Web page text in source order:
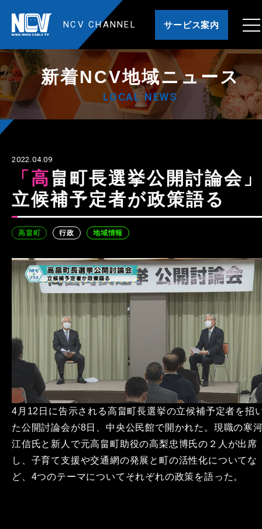
NCV CHANNEL サービス案内
新着NCV地域ニュース
LOCAL NEWS
2022.04.09
「高畠町長選挙公開討論会」
立候補予定者が政策語る
高畠町 行政 地域情報
4月12日に告示される高畠町長選挙の立候補予定者を招
た公開討論会が8日、中央公民館で開かれた。現職の寒
江信氏と新人で元高畠町助役の高梨忠博氏の２人が出席
し、子育て支援や交通網の発展と町の活性化についてな
ど、4つのテーマについてそれぞれの政策を語った。